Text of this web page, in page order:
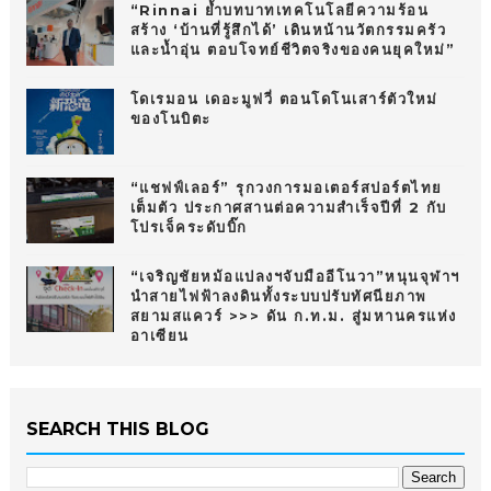
“Rinnai ย้ำบทบาทเทคโนโลยีความร้อน
สร้าง ‘บ้านที่รู้สึกได้’ เดินหน้านวัตกรรมครัว
และน้ำอุ่น ตอบโจทย์ชีวิตจริงของคนยุคใหม่”
โดเรมอน เดอะมูฟวี่ ตอนโดโนเสาร์ตัวใหม่
ของโนบิตะ
“แชฟฟ์เลอร์” รุกวงการมอเตอร์สปอร์ตไทย
เต็มตัว ประกาศสานต่อความสำเร็จปีที่ 2 กับ
โปรเจ็คระดับบิ๊ก
“เจริญชัยหม้อแปลงฯจับมืออีโนวา”หนุนจุฬาฯ
นำสายไฟฟ้าลงดินทั้งระบบปรับทัศนียภาพ
สยามสแควร์ >>> ดัน ก.ท.ม. สู่มหานครแห่ง
อาเซียน
SEARCH THIS BLOG